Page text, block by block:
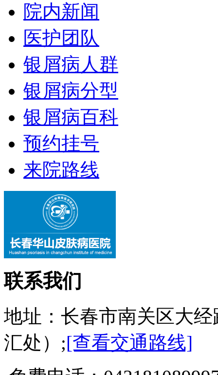
院内新闻
医护团队
银屑病人群
银屑病分型
银屑病百科
预约挂号
来院路线
联系我们
地址：长春市南关区大
汇处）;[查看交通路线]